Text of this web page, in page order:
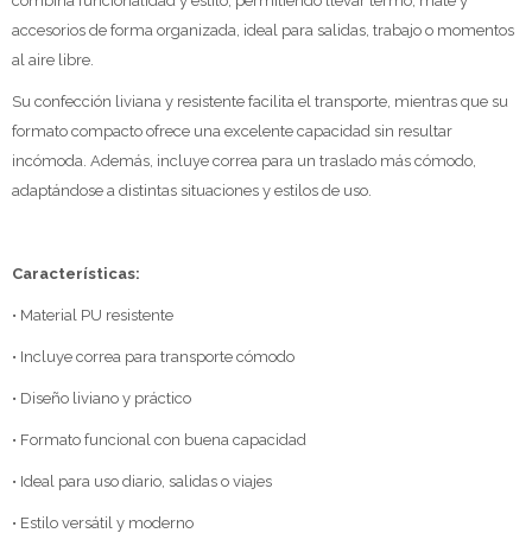
accesorios de forma organizada, ideal para salidas, trabajo o momentos
al aire libre.
Su confección liviana y resistente facilita el transporte, mientras que su
formato compacto ofrece una excelente capacidad sin resultar
incómoda. Además, incluye correa para un traslado más cómodo,
adaptándose a distintas situaciones y estilos de uso.
Características:
• Material PU resistente
• Incluye correa para transporte cómodo
• Diseño liviano y práctico
• Formato funcional con buena capacidad
• Ideal para uso diario, salidas o viajes
• Estilo versátil y moderno